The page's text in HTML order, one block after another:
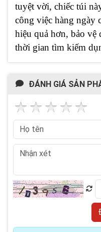
tuyệt vời, chiếc túi
công việc hàng ngày
hiệu quả hơn, bảo
thời gian tìm kiếm
ĐÁNH GIÁ SẢN